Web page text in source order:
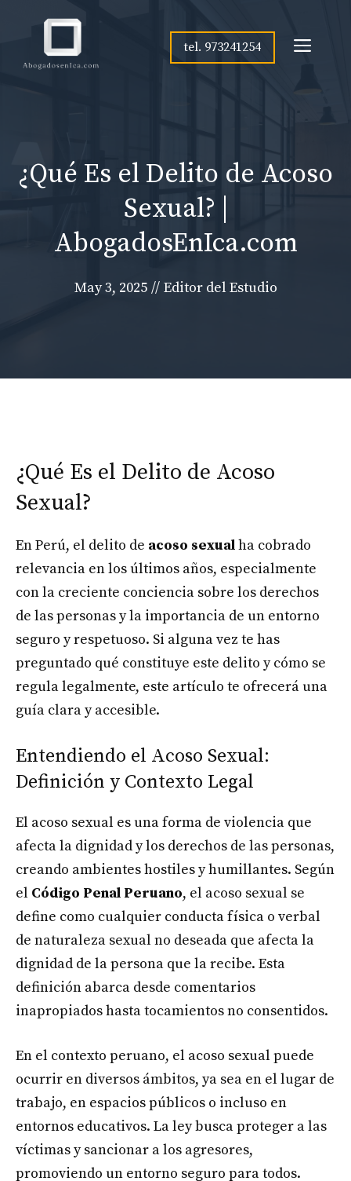
content
tel. 973241254
¿Qué Es el Delito de Acoso
Sexual? |
AbogadosEnIca.com
May 3, 2025 // Editor del Estudio
¿Qué Es el Delito de Acoso
Sexual?
En Perú, el delito de acoso sexualha cobrado
relevancia en los últimos años, especialmente
con la creciente conciencia sobre los derechos
de las personas y la importancia de un entorno
seguro y respetuoso. Si alguna vez te has
preguntado qué constituye este delito y cómo se
regula legalmente, este artículo te ofrecerá una
guía clara y accesible.
Entendiendo el Acoso Sexual:
Definición y Contexto Legal
El acoso sexual es una forma de violencia que
afecta la dignidad y los derechos de las personas,
creando ambientes hostiles y humillantes. Según
el Código Penal Peruano, el acoso sexual se
define como cualquier conducta física o verbal
de naturaleza sexual no deseada que afecta la
dignidad de la persona que la recibe. Esta
definición abarca desde comentarios
inapropiados hasta tocamientos no consentidos.
En el contexto peruano, el acoso sexual puede
ocurrir en diversos ámbitos, ya sea en el lugar de
trabajo, en espacios públicos o incluso en
entornos educativos. La ley busca proteger a las
víctimas y sancionar a los agresores,
promoviendo un entorno seguro para todos.